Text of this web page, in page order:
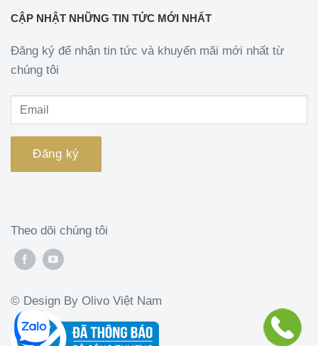
CẬP NHẬT NHỮNG TIN TỨC MỚI NHẤT
Đăng ký để nhận tin tức và khuyến mãi mới nhất từ
chúng tôi
© Design By Olivo Việt Nam
Theo dõi chúng tôi